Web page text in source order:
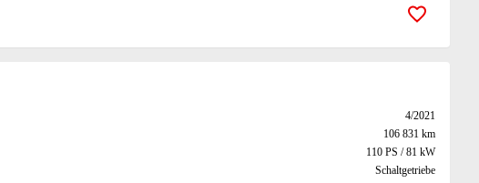
Zur
4/2021
106 831 km
110 PS / 81 kW
Schaltgetriebe